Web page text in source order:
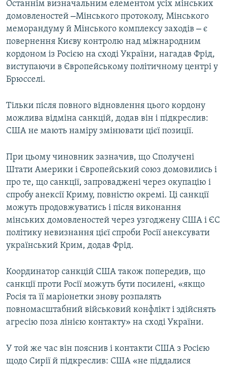
Останнім визначальним елементом усіх мінських
домовленостей –Мінського протоколу, Мінського
меморандуму й Мінського комплексу заходів – є
повернення Києву контролю над міжнародним
кордоном із Росією на сході України, нагадав Фрід,
виступаючи в Європейському політичному центрі у
Брюсселі.
Тільки після повного відновлення цього кордону
можлива відміна санкцій, додав він і підкреслив:
США не мають наміру змінювати цієї позиції.
При цьому чиновник зазначив, що Сполучені
Штати Америки і Європейський союз домовились і
про те, що санкції, запроваджені через окупацію і
спробу анексії Криму, повністю окремі. Ці санкції
можуть продовжуватись і після виконання
мінських домовленостей через узгоджену США і ЄС
політику невизнання цієї спроби Росії анексувати
український Крим, додав Фрід.
Координатор санкцій США також попередив, що
санкції проти Росії можуть бути посилені, «якщо
Росія та її маріонетки знову розпалять
повномасштабний військовий конфлікт і здійснять
агресію поза лінією контакту» на сході України.
У той же час він пояснив і контакти США з Росією
щодо Сирії й підкреслив: США «не піддалися